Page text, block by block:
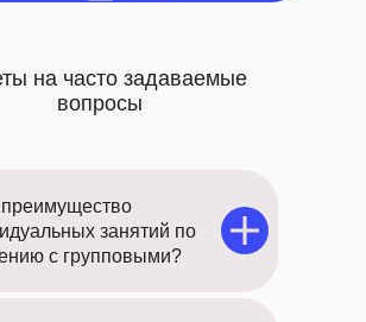
на часто задаваемые
вопросы
занятий по
с групповыми?